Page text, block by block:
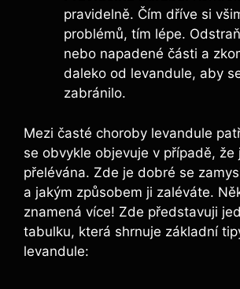
pravidelně. Čím dříve si
problémů, tím lépe.
nebo napadené části a
daleko od levandule, aby
zabránilo.
Mezi časté choroby levandule
se obvykle objevuje v případě, že
přelévána. Zde je dobré se
a jakým způsobem ji zaléváte.
znamená více! Zde představuji
tabulku, která shrnuje základní
levandule: